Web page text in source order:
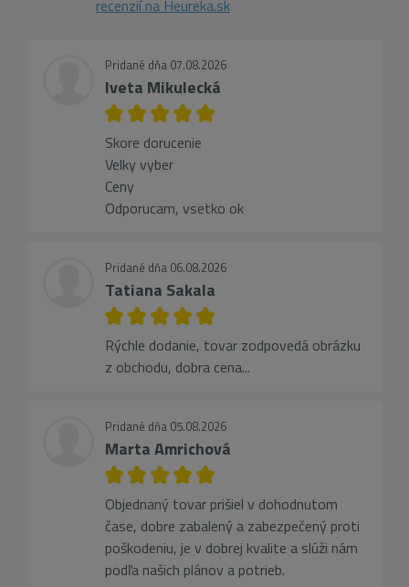
recenzií na Heureka.sk
Pridané dňa 07.08.2026
Iveta Mikulecká
Skore dorucenie
Velky vyber
Ceny
Odporucam, vsetko ok
Pridané dňa 06.08.2026
Tatiana Sakala
Rýchle dodanie, tovar zodpovedá obrázku
z obchodu, dobra cena...
Pridané dňa 05.08.2026
Marta Amrichová
Objednaný tovar prišiel v dohodnutom
čase, dobre zabalený a zabezpečený proti
poškodeniu, je v dobrej kvalite a slúži nám
podľa našich plánov a potrieb.